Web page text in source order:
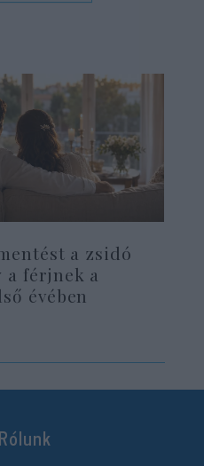
a zsidó
a férjnek a
évében
Rólunk